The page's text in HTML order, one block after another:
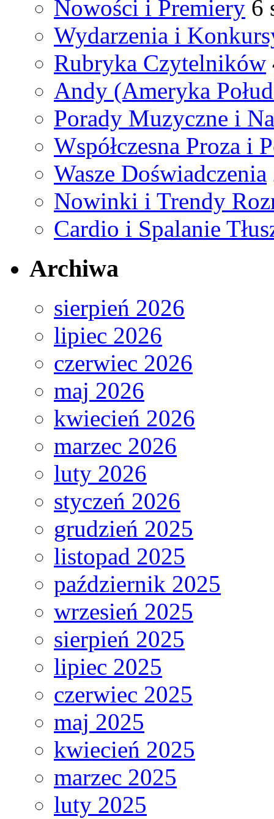
Nowości i Premiery 6
Wydarzenia i
Rubryka Czytelników
Andy (Ameryka
Porady Muzyczne i
Współczesna Proza i
Wasze Doświadczenia
Nowinki i Trendy
Cardio i Spalanie
Archiwa
sierpień 2026
lipiec 2026
czerwiec 2026
maj 2026
kwiecień 2026
marzec 2026
luty 2026
styczeń 2026
grudzień 2025
listopad 2025
październik 2025
wrzesień 2025
sierpień 2025
lipiec 2025
czerwiec 2025
maj 2025
kwiecień 2025
marzec 2025
luty 2025